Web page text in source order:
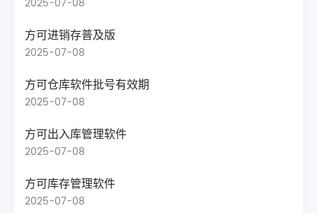
方可进销存普及版
2025-07-08
方可仓库软件批号有效期
2025-07-08
方可出入库管理软件
2025-07-08
方可库存管理软件
2025-07-08